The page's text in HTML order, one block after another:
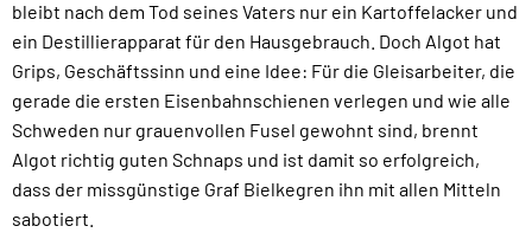
bleibt nach dem Tod seines Vaters nur ein Kartoffelacker und
ein Destillierapparat für den Hausgebrauch. Doch Algot hat
Grips, Geschäftssinn und eine Idee: Für die Gleisarbeiter, die
gerade die ersten Eisenbahnschienen verlegen und wie alle
Schweden nur grauenvollen Fusel gewohnt sind, brennt
Algot richtig guten Schnaps und ist damit so erfolgreich,
dass der missgünstige Graf Bielkegren ihn mit allen Mitteln
sabotiert.